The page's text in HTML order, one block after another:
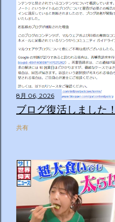
8月 06, 2026
ブログ復活しました！
共有